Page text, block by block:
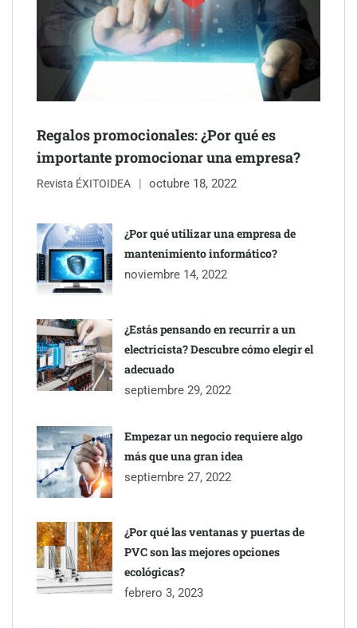
mano de Tormo Franquicias
Eagle Waterproofing recomienda revisar la
impermeabilización de las viviendas antes de las vacaciones
Regalos promocionales: ¿Por qué es
importante promocionar una empresa?
Revista ÉXITOIDEA octubre 18, 2022
¿Por qué utilizar una empresa de
mantenimiento informático?
noviembre 14, 2022
¿Estás pensando en recurrir a un
electricista? Descubre cómo elegir el
adecuado
septiembre 29, 2022
Empezar un negocio requiere algo
más que una gran idea
septiembre 27, 2022
¿Por qué las ventanas y puertas de
PVC son las mejores opciones
ecológicas?
febrero 3, 2023